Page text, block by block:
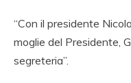
“Con il presidente
moglie del Presidente,
segreteria”.